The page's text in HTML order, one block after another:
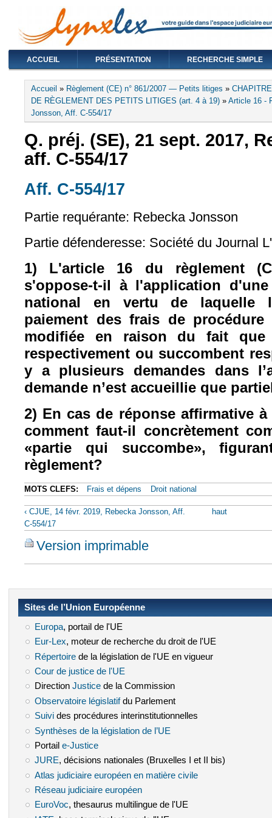
ACCUEIL PRÉSENTATION RECHERCHE SIMPLE
Vous êtes ici
Accueil » Règlement (CE) n° 861/2007 — Petits litiges »
DE RÈGLEMENT DES PETITS LITIGES (art. 4 à 19) » Article 16 -
Jonsson, Aff. C‑554/17
Q. préj. (SE), 21 sept. 2017,
aff. C-554/17
Aff. C-554/17
Partie requérante: Rebecka Jonsson
Partie défenderesse: Société du Journal
1) L'article 16 du règlement
s'oppose-t-il à l'application
national en vertu de laquelle
paiement des frais de
modifiée en raison du fait que
respectivement ou succombent
y a plusieurs demandes dans
demande n’est accueillie que
2) En cas de réponse affirmative
comment faut-il concrètement
«partie qui succombe»,
règlement?
MOTS CLEFS: Frais et dépens Droit national
‹ CJUE, 14 févr. 2019, Rebecka Jonsson, Aff.
C‑554/17
haut
Version imprimable
Sites de l’Union Européenne
Europa(le lien est externe)
, portail de l'UE
Eur-Lex(le lien est externe)
, moteur de recherche du droit de l'UE
Répertoire(le lien est externe)
de la législation de l'UE en vigueur
Cour de justice de l'UE
Direction Justice(le lien est externe)
de la Commission
Observatoire législatif(le lien est externe)
du Parlement
Suivi(le lien est externe)
des procédures interinstitutionnelles
Synthèses de la législation de l’UE
Portail e-Justice(le lien est externe)
JURE(le lien est externe)
, décisions nationales (Bruxelles I et II bis)
Atlas judiciaire européen en matière civile(le lien est externe)
Réseau judiciaire européen(le lien est externe)
EuroVoc(le lien est externe)
, thesaurus multilingue de l'UE